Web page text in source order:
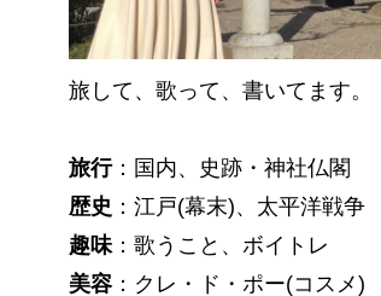
旅して、歌って、書いてます。
旅行：国内、史跡・神社仏閣
歴史 ：江戸(幕末)、太平洋戦争
趣味 ：歌うこと、ボイトレ
美容 ：クレ・ド・ポー(コスメ)